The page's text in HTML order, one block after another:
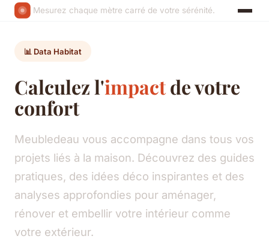
Mesurez chaque mètre carré de votre sérénité.
📊 Data Habitat
Calculez l'impactde votre
confort
Meubledeau vous accompagne dans tous vos
projets liés à la maison. Découvrez des guides
pratiques, des idées déco inspirantes et des
analyses approfondies pour aménager,
rénover et embellir votre intérieur comme
votre extérieur.